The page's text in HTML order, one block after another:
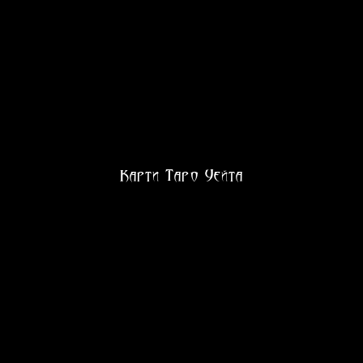
Карти Таро Уейта